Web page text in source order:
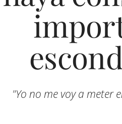
"Yo no me voy a meter